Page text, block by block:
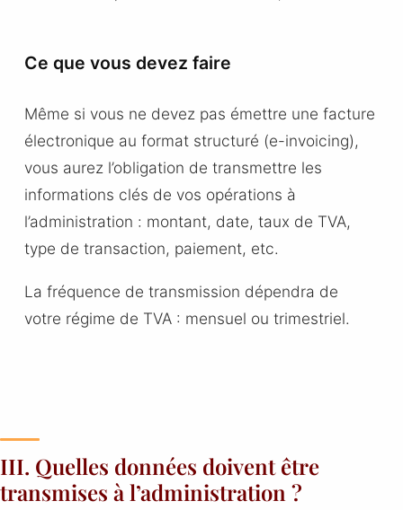
Ce que vous devez faire
Même si vous ne devez pas émettre une facture
électronique au format structuré (e-invoicing),
vous aurez l’obligation de transmettre les
informations clés de vos opérations à
l’administration : montant, date, taux de TVA,
type de transaction, paiement, etc.
La fréquence de transmission dépendra de
votre régime de TVA : mensuel ou trimestriel.
III. Quelles données doivent être
transmises à l’administration ?